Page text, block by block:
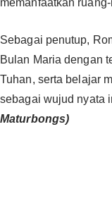
memanfaatkan
Sebagai penutup,
Bulan Maria dengan
Tuhan, serta belajar
sebagai wujud nyata
Maturbongs)